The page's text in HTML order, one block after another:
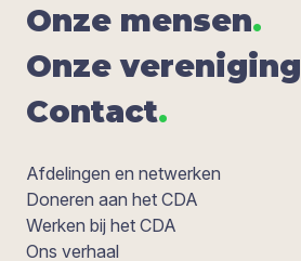
Onze men­sen.
Onze ver­e­ni­ging
Con­tact.
Afdelingen en netwerken
Doneren aan het CDA
Werken bij het CDA
Ons verhaal